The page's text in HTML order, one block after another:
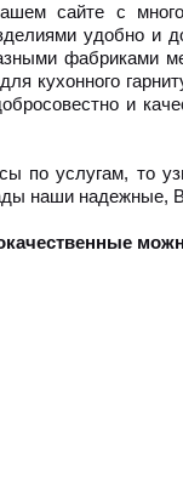
сайте с
удобно и
фабриками
кухонного
и
по услугам, то
наши надежные,